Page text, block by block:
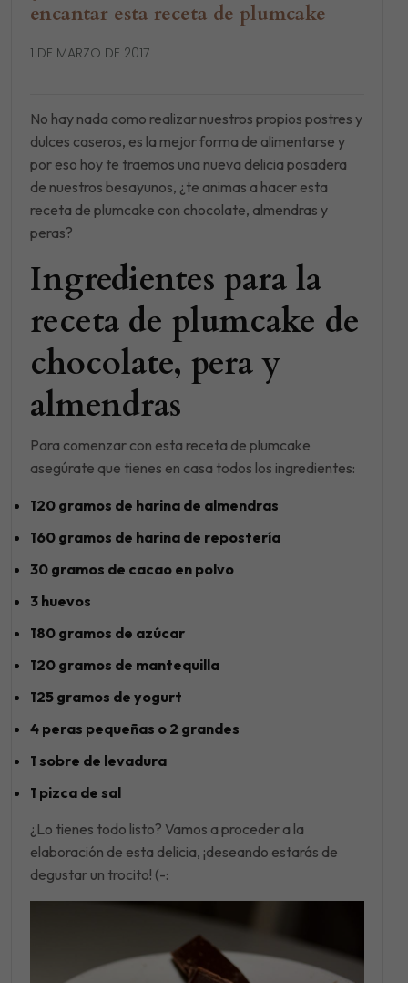
encantar esta receta de plumcake
1 DE MARZO DE 2017
No hay nada como realizar nuestros propios postres y
dulces caseros, es la mejor forma de alimentarse y
por eso hoy te traemos una nueva delicia posadera
de nuestros besayunos, ¿te animas a hacer esta
receta de plumcake con chocolate, almendras y
peras?
Ingredientes para la
receta de plumcake de
chocolate, pera y
almendras
Para comenzar con esta receta de plumcake
asegúrate que tienes en casa todos los ingredientes:
120 gramos de harina de almendras
160 gramos de harina de repostería
30 gramos de cacao en polvo
3 huevos
180 gramos de azúcar
120 gramos de mantequilla
125 gramos de yogurt
4 peras pequeñas o 2 grandes
1 sobre de levadura
1 pizca de sal
¿Lo tienes todo listo? Vamos a proceder a la
elaboración de esta delicia, ¡deseando estarás de
degustar un trocito! (-: